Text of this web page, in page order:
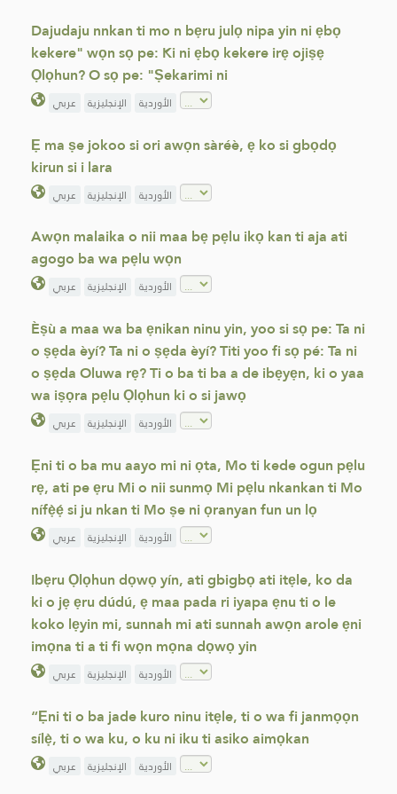
Dajudaju nnkan ti mo n bẹru julọ nipa yin ni ẹbọ
kekere" wọn sọ pe: Ki ni ẹbọ kekere irẹ ojiṣẹ
Ọlọhun? O sọ pe: "Ṣekarimi ni
عربي الإنجليزية الأوردية
Ẹ ma ṣe jokoo si ori awọn sàréè, ẹ ko si gbọdọ
kirun si i lara
عربي الإنجليزية الأوردية
Awọn malaika o nii maa bẹ pẹlu ikọ kan ti aja ati
agogo ba wa pẹlu wọn
عربي الإنجليزية الأوردية
Èṣù a maa wa ba ẹnikan ninu yin, yoo si sọ pe: Ta ni
o ṣẹda èyí? Ta ni o ṣẹda èyí? Titi yoo fi sọ pé: Ta ni
o ṣẹda Oluwa rẹ? Ti o ba ti ba a de ibẹyẹn, ki o yaa
wa iṣọra pẹlu Ọlọhun ki o si jawọ
عربي الإنجليزية الأوردية
Ẹni ti o ba mu aayo mi ni ọta, Mo ti kede ogun pẹlu
rẹ, ati pe ẹru Mi o nii sunmọ Mi pẹlu nkankan ti Mo
nífẹ̀ẹ́ si ju nkan ti Mo ṣe ni ọranyan fun un lọ
عربي الإنجليزية الأوردية
Ibẹru Ọlọhun dọwọ yín, ati gbigbọ ati itẹle, ko da
ki o jẹ ẹru dúdú, ẹ maa pada ri iyapa ẹnu ti o le
koko lẹyin mi, sunnah mi ati sunnah awọn arole ẹni
imọna ti a ti fi wọn mọna dọwọ yin
عربي الإنجليزية الأوردية
“Ẹni ti o ba jade kuro ninu itẹle, ti o wa fi janmọọn
sílẹ̀, ti o wa ku, o ku ni iku ti asiko aimọkan
عربي الإنجليزية الأوردية